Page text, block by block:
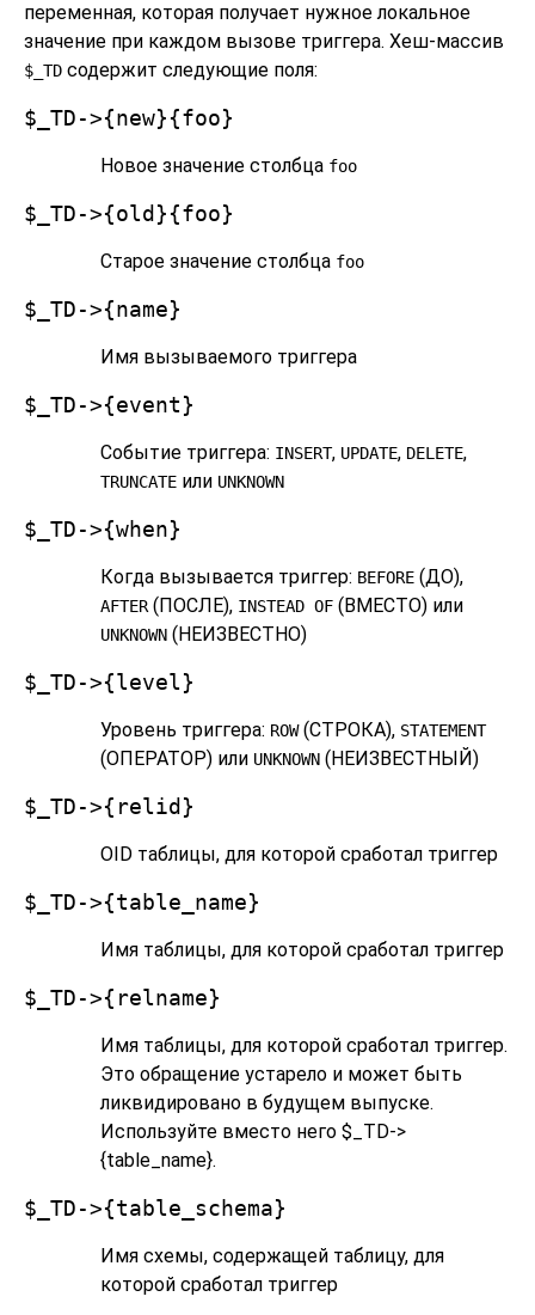
переменная, которая получает нужное локальное
значение при каждом вызове триггера. Хеш-массив
$_TD содержит следующие поля:
$_TD->{new}{foo}
Новое значение столбца foo
$_TD->{old}{foo}
Старое значение столбца foo
$_TD->{name}
Имя вызываемого триггера
$_TD->{event}
Событие триггера: INSERT, UPDATE, DELETE,
TRUNCATE или UNKNOWN
$_TD->{when}
Когда вызывается триггер: BEFORE (ДО),
AFTER(ПОСЛЕ), INSTEAD OF (ВМЕСТО) или
UNKNOWN (НЕИЗВЕСТНО)
$_TD->{level}
Уровень триггера: ROW(СТРОКА), STATEMENT
(ОПЕРАТОР) или UNKNOWN (НЕИЗВЕСТНЫЙ)
$_TD->{relid}
OID таблицы, для которой сработал триггер
$_TD->{table_name}
Имя таблицы, для которой сработал триггер
$_TD->{relname}
Имя таблицы, для которой сработал триггер.
Это обращение устарело и может быть
ликвидировано в будущем выпуске.
Используйте вместо него $_TD->
{table_name}.
$_TD->{table_schema}
Имя схемы, содержащей таблицу, для
которой сработал триггер